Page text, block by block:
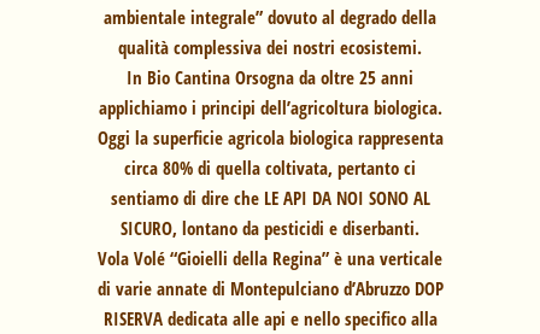
ambientale integrale” dovuto al degrado della
qualità complessiva dei nostri ecosistemi.
In Bio Cantina Orsogna da oltre 25 anni
applichiamo i principi dell’agricoltura biologica.
Oggi la superficie agricola biologica rappresenta
circa 80% di quella coltivata, pertanto ci
sentiamo di dire che LE API DA NOI SONO AL
SICURO, lontano da pesticidi e diserbanti.
Vola Volé “Gioielli della Regina” è una verticale
di varie annate di Montepulciano d’Abruzzo DOP
RISERVA dedicata alle api e nello specifico alla